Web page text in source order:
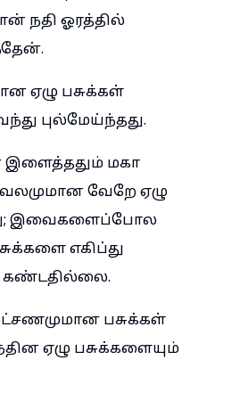
நதி ஓரத்தில்
ஏழு பசுக்கள்
புல்மேய்ந்தது.
மகா
வேறே ஏழு
இவைகளைப்போல
எகிப்து
கண்டதில்லை.
பசுக்கள்
ஏழு பசுக்களையும்